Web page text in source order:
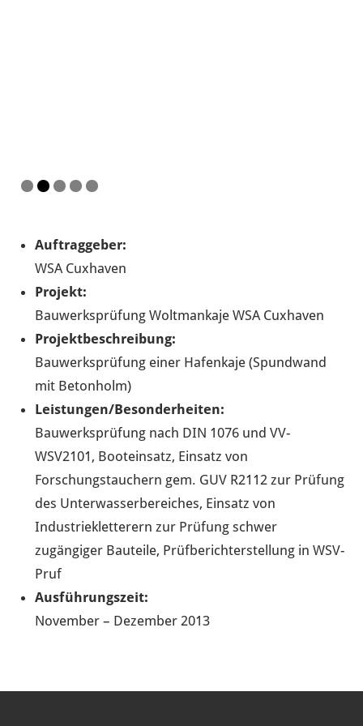
Auftraggeber:
WSA Cuxhaven
Projekt:
Bauwerksprüfung Woltmankaje WSA Cuxhaven
Projektbeschreibung:
Bauwerksprüfung einer Hafenkaje (Spundwand
mit Betonholm)
Leistungen/Besonderheiten:
Bauwerksprüfung nach DIN 1076 und VV-
WSV2101, Booteinsatz, Einsatz von
Forschungstauchern gem. GUV R2112 zur Prüfung
des Unterwasserbereiches, Einsatz von
Industriekletterern zur Prüfung schwer
zugängiger Bauteile, Prüfberichterstellung in WSV-
Pruf
Ausführungszeit:
November – Dezember 2013